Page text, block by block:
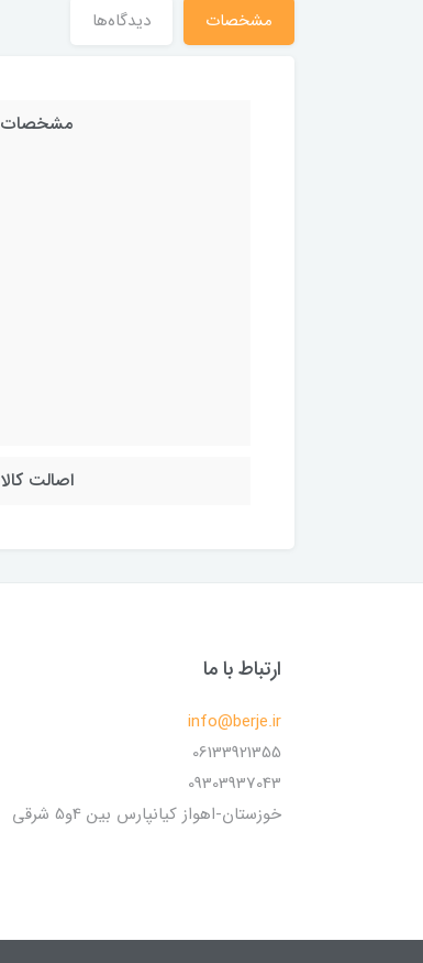
مشخصات دیدگاه‌ها
مشخصات
اصالت کالا
ارتباط با ما
info@berje.ir
06133921355
09303937043
خوزستان-اهواز کیانپارس بین 4و5 شرقی